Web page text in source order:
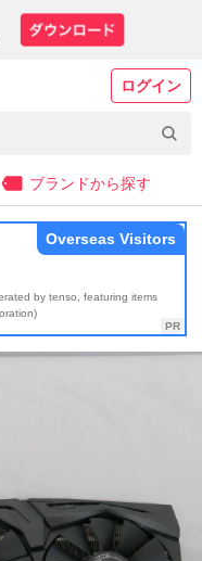
ログイン
ブランドから探す
by tenso, featuring items
Overseas Visitors